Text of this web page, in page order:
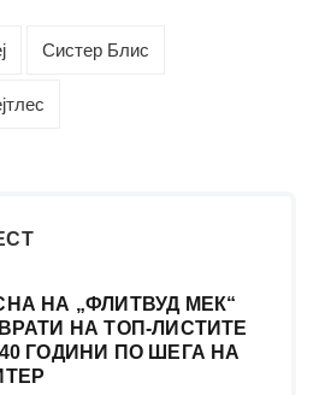
Систер Блис
НА „ФЛИТВУД МЕК“
НА ТОП-ЛИСТИТЕ
ГОДИНИ ПО ШЕГА НА